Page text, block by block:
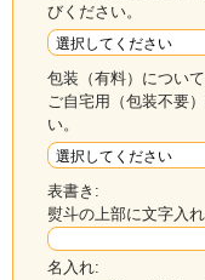
出しによし、煮
能昆布です。
おでん昆布や昆
浜・等級混合で
度使ってみてく
びください。
包装（有料）につい
ご自宅用（包装不要
い。
表書き:
熨斗の上部に文字入れ
名入れ: